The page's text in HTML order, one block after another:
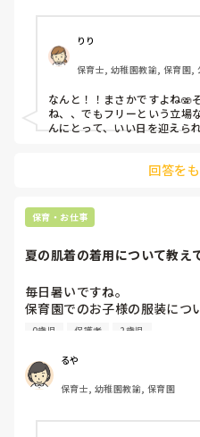
いけないですよね…
りり
保育士, 幼稚園教諭, 保育園,
なんと！！まさかですよね🫨
ね、、でもフリーという立場
んにとって、いい日を迎えら
回答を
保育・お仕事
夏の肌着の着用について教え
毎日暑いですね。
保育園でのお子様の服装につ
ですが、4月から新しい園で
ていませんでした。
以前は夏も汗を吸わせるた
ちをみていると、肌着がな
0歳児 保護者 2歳児
るや
保育士, 幼稚園教諭, 保育園